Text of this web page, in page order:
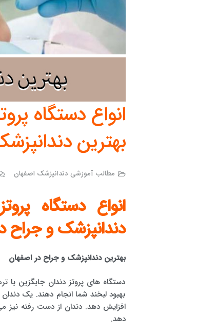
انواع دستگاه
بهترین
مطالب آموزشی دندانپزشک اصفهان
انواع دستگاه
دندانپزشک و جراح
بهترین دندانپزشک و جراح در اصفهان
دستگاه های پروتز دندان جایگزین یا
بهبود لبخند شما انجام دهند. یک دندان
افزایش دهد. دندان از دست رفته نیز
دهد.